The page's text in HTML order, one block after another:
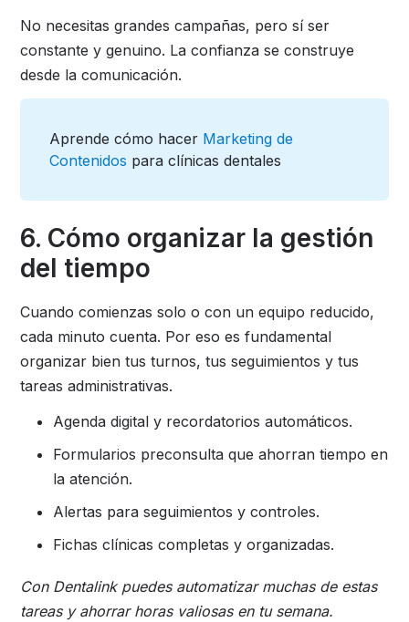
No necesitas grandes campañas, pero sí ser
constante y genuino. La confianza se construye
desde la comunicación.
Aprende cómo hacer Marketing de
Contenidos para clínicas dentales
6. Cómo organizar la gestión
del tiempo
Cuando comienzas solo o con un equipo reducido,
cada minuto cuenta. Por eso es fundamental
organizar bien tus turnos, tus seguimientos y tus
tareas administrativas.
Agenda digital y recordatorios automáticos.
Formularios preconsulta que ahorran tiempo en
la atención.
Alertas para seguimientos y controles.
Fichas clínicas completas y organizadas.
Con Dentalink puedes automatizar muchas de estas
tareas y ahorrar horas valiosas en tu semana.